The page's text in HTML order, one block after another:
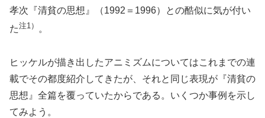
孝次『清貧の思想』（1992＝1996）との酷似に気が付い
た注1） 。
ヒッケルが描き出したアニミズムについてはこれまでの連
載でその都度紹介してきたが、それと同じ表現が『清貧の
思想』全篇を覆っていたからである。いくつか事例を示し
てみよう。